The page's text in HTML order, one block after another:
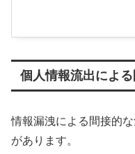
個人情報流出によ
情報漏洩による間接的
があります。